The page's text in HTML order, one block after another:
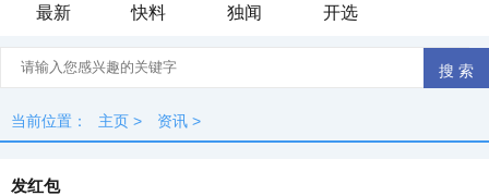
最新
快料 独闻 开选
当前位置： 主页 > 资讯 >
发红包